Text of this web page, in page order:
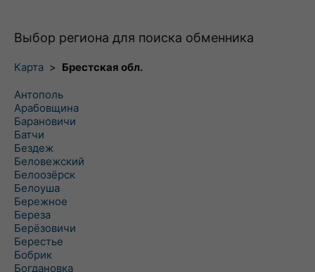
Выбор региона для поиска обменника
Карта > Брестская обл.
Антополь
Арабовщина
Барановичи
Батчи
Бездеж
Беловежский
Белоозёрск
Белоуша
Бережное
Береза
Берёзовичи
Берестье
Бобрик
Богдановка